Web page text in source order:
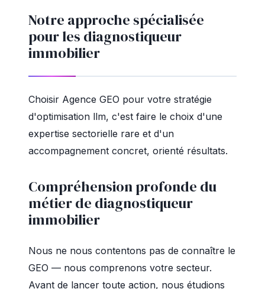
Notre approche spécialisée
pour les diagnostiqueur
immobilier
Choisir Agence GEO pour votre stratégie
d'optimisation llm, c'est faire le choix d'une
expertise sectorielle rare et d'un
accompagnement concret, orienté résultats.
Compréhension profonde du
métier de diagnostiqueur
immobilier
Nous ne nous contentons pas de connaître le
GEO — nous comprenons votre secteur.
Avant de lancer toute action, nous étudions